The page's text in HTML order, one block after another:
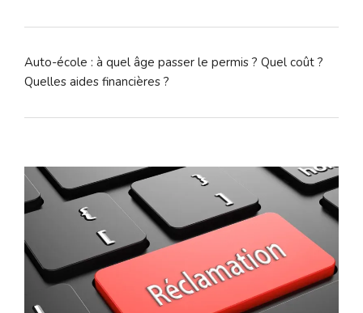
Auto-école : à quel âge passer le permis ? Quel coût ?
Quelles aides financières ?